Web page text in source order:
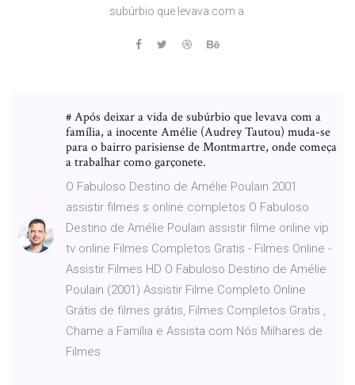
subúrbio que levava com a
# Após deixar a vida de subúrbio que levava com a
família, a inocente Amélie (Audrey Tautou) muda-se
para o bairro parisiense de Montmartre, onde começa
a trabalhar como garçonete.
O Fabuloso Destino de Amélie Poulain 2001
assistir filmes s online completos O Fabuloso
Destino de Amélie Poulain assistir filme online vip
tv online Filmes Completos Gratis - Filmes Online -
Assistir Filmes HD O Fabuloso Destino de Amélie
Poulain (2001) Assistir Filme Completo Online
Grátis de filmes grátis, Filmes Completos Gratis ,
Chame a Família e Assista com Nós Milhares de
Filmes